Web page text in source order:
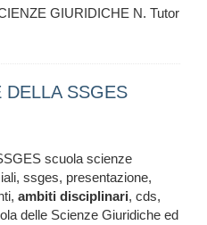
GIURIDICHE N. Tutor
DELLA SSGES
scuola scienze
ssges, presentazione,
ambiti disciplinari, cds,
delle Scienze Giuridiche ed